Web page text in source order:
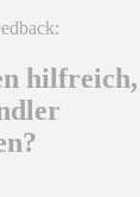
hilfreich,